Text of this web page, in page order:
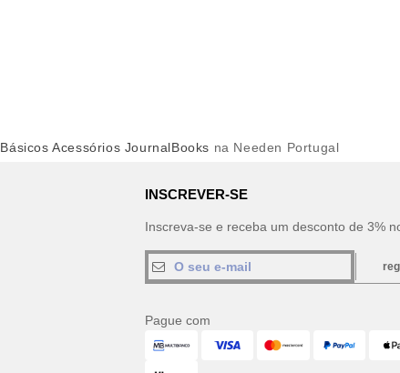
Básicos Acessórios JournalBooks na Needen Portugal
INSCREVER-SE
Inscreva-se e receba um desconto de 3%
Pague com